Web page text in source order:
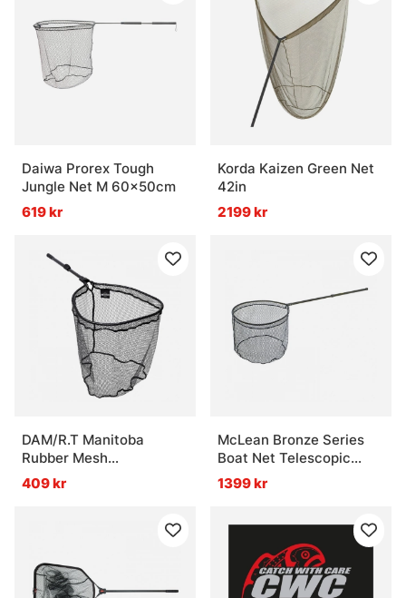
Daiwa Prorex Tough
Jungle Net M 60x50cm
619 kr
Korda Kaizen Green Net
42in
2199 kr
DAM/R.T Manitoba
Rubber Mesh
Click'N'Slide - 50x75cm
409 kr
McLean Bronze Series
Boat Net Telescopic
(Model R400)
1399 kr